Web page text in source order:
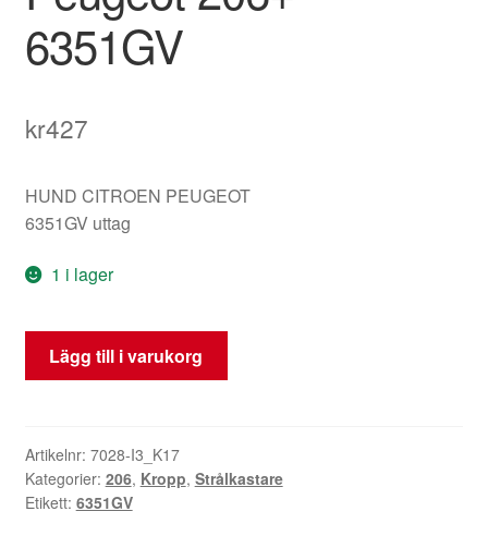
6351GV
kr427
HUND CITROEN PEUGEOT
6351GV uttag
1 i lager
Höger
bakljussockel
Peugeot
206+
6351GV
Lägg till i varukorg
Artikelnr: 7028-I3_K17
Kategorier: 206, Kropp, Strålkastare
Etikett: 6351GV